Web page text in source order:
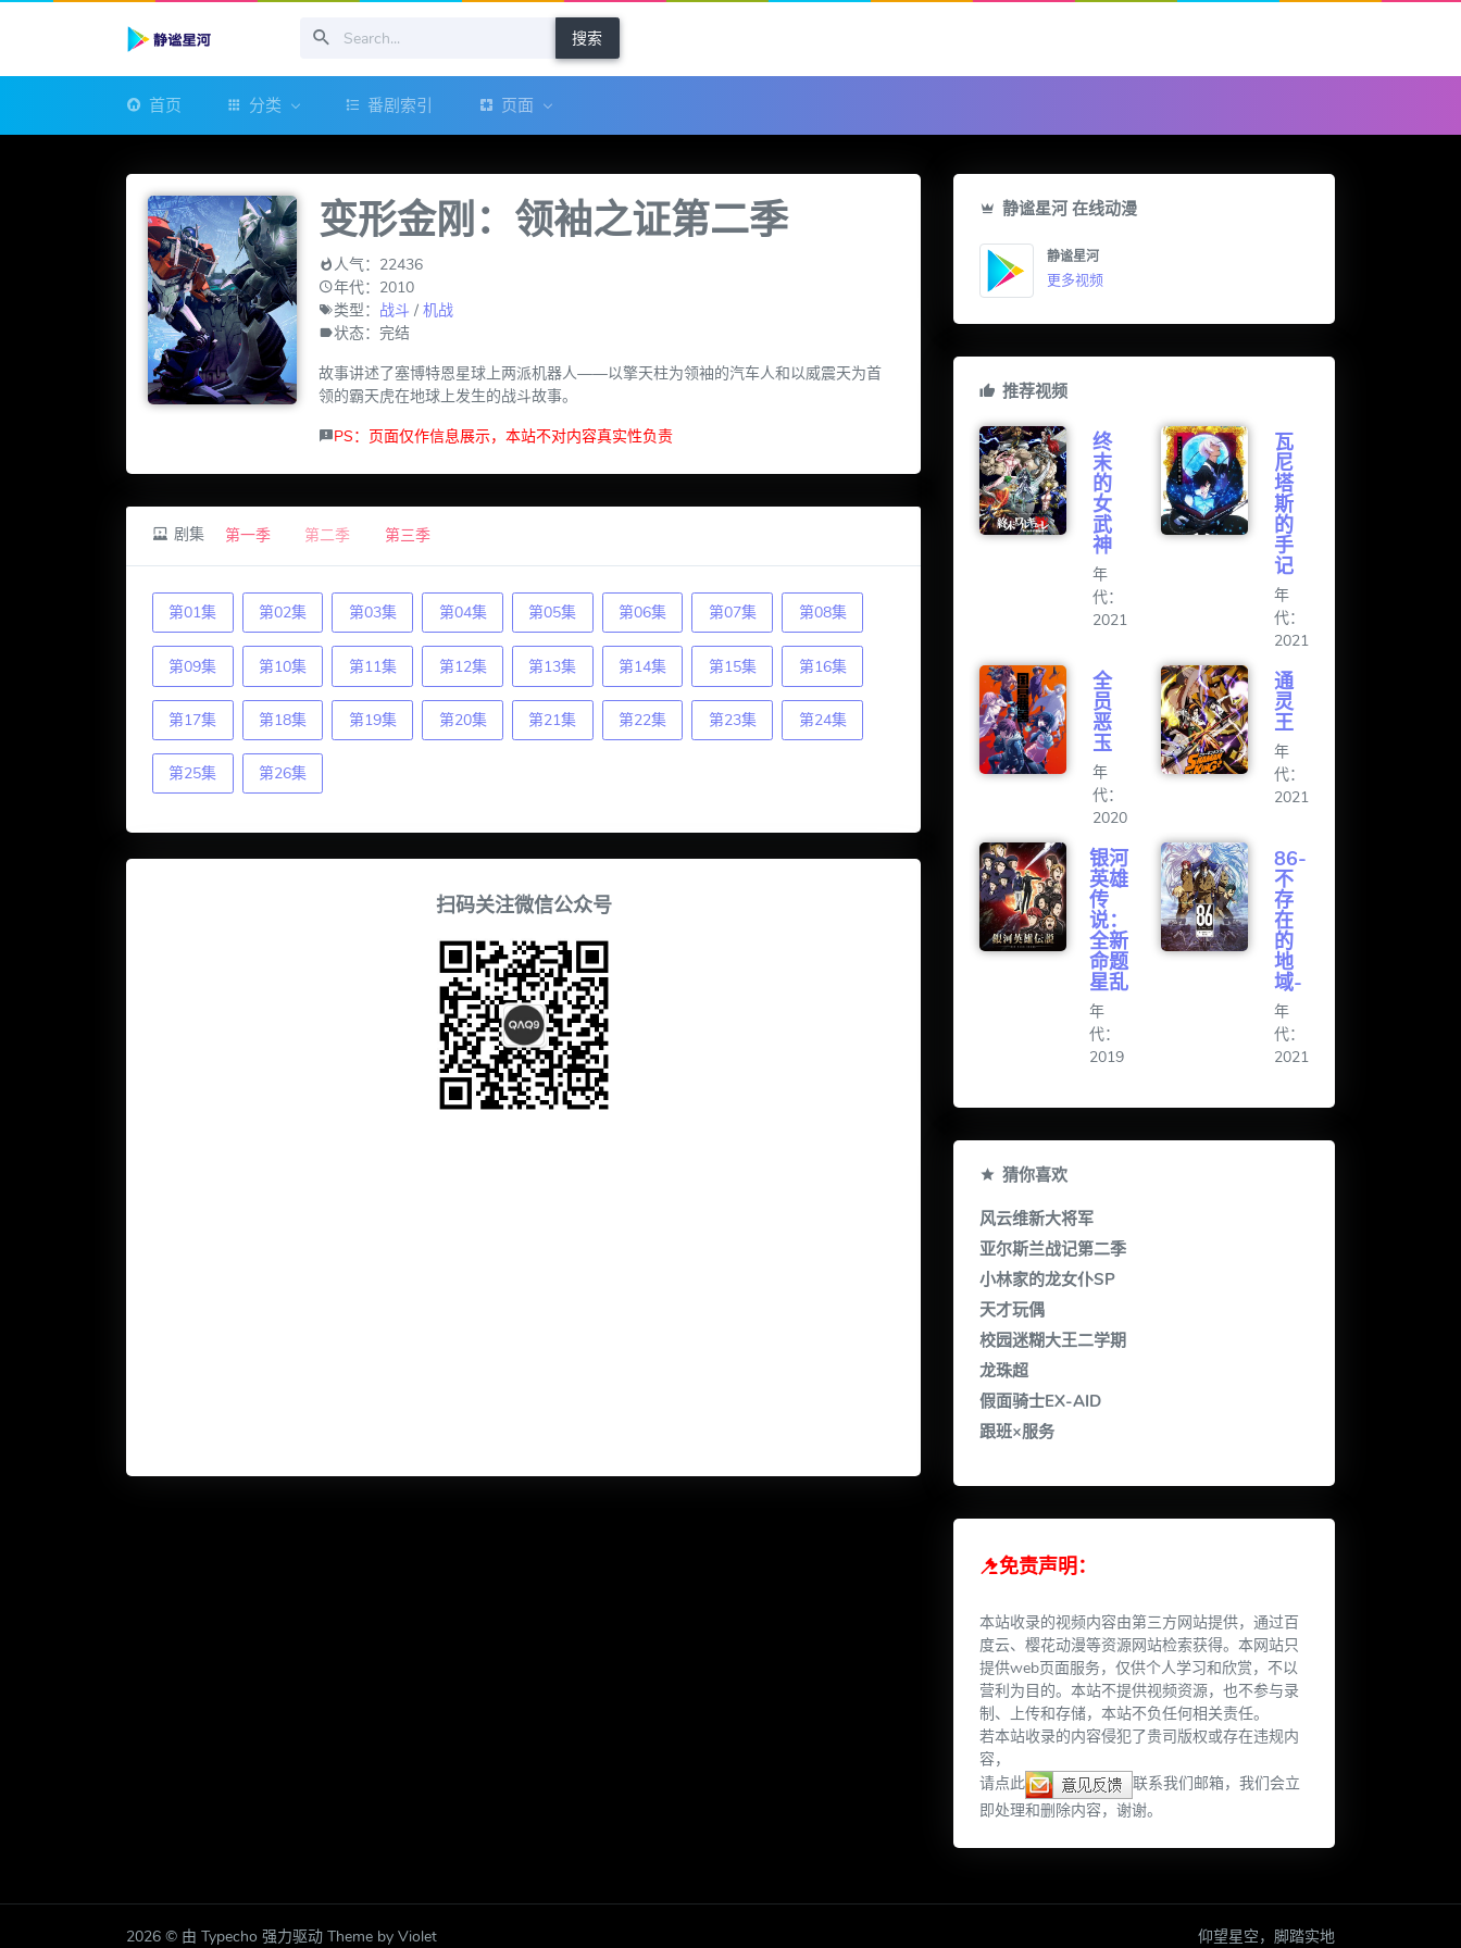
搜索
首页 分类 番剧索引 页面
变形金刚：领袖之证第二季
人气：22436
年代：2010
类型： 战斗 / 机战
状态：完结
故事讲述了塞博特恩星球上两派机器人——以擎天柱为领袖的汽车人和以威震天为首
领的霸天虎在地球上发生的战斗故事。
PS：页面仅作信息展示，本站不对内容真实性负责
剧集 第一季 第二季 第三季
第01集 第02集 第03集 第04集 第05集 第06集 第07集 第08集
第09集 第10集 第11集 第12集 第13集 第14集 第15集 第16集
第17集 第18集 第19集 第20集 第21集 第22集 第23集 第24集
第25集 第26集
扫码关注微信公众号
静谧星河 在线动漫
静谧星河
更多视频
推荐视频
终
末
的
女
武
神
年
代：
2021
瓦
尼
塔
斯
的
手
记
年
代：
2021
全
员
恶
玉
年
代：
2020
通
灵
王
年
代：
2021
银河
英雄
传
说：
全新
命题
星乱
年
代：
2019
86-
不
存
在
的
地
域-
年
代：
2021
猜你喜欢
风云维新大将军
亚尔斯兰战记第二季
小林家的龙女仆SP
天才玩偶
校园迷糊大王二学期
龙珠超
假面骑士EX-AID
跟班×服务
免责声明：
本站收录的视频内容由第三方网站提供，通过百
度云、樱花动漫等资源网站检索获得。本网站只
提供web页面服务，仅供个人学习和欣赏，不以
营利为目的。本站不提供视频资源，也不参与录
制、上传和存储，本站不负任何相关责任。
若本站收录的内容侵犯了贵司版权或存在违规内
容，
请点此
联系我们邮箱，我们会立
即处理和删除内容，谢谢。
2026 © 由 Typecho 强力驱动 Theme by Violet 仰望星空，脚踏实地